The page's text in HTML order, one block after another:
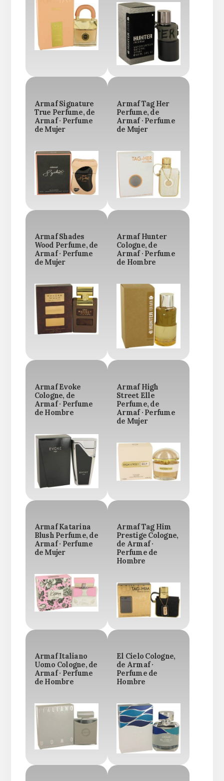
Armaf Signature
True Perfume, de
Armaf · Perfume
de Mujer
Armaf Tag Her
Perfume, de
Armaf · Perfume
de Mujer
Armaf Shades
Wood Perfume, de
Armaf · Perfume
de Mujer
Armaf Hunter
Cologne, de
Armaf · Perfume
de Hombre
Armaf Evoke
Cologne, de
Armaf · Perfume
de Hombre
Armaf High
Street Elle
Perfume, de
Armaf · Perfume
de Mujer
Armaf Katarina
Blush Perfume, de
Armaf · Perfume
de Mujer
Armaf Tag Him
Prestige Cologne,
de Armaf ·
Perfume de
Hombre
Armaf Italiano
Uomo Cologne, de
Armaf · Perfume
de Hombre
El Cielo Cologne,
de Armaf ·
Perfume de
Hombre